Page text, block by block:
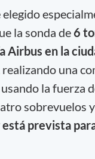
la sonda de 6
Airbus en la
realizando una
la fuerza
sobrevuelos y
prevista